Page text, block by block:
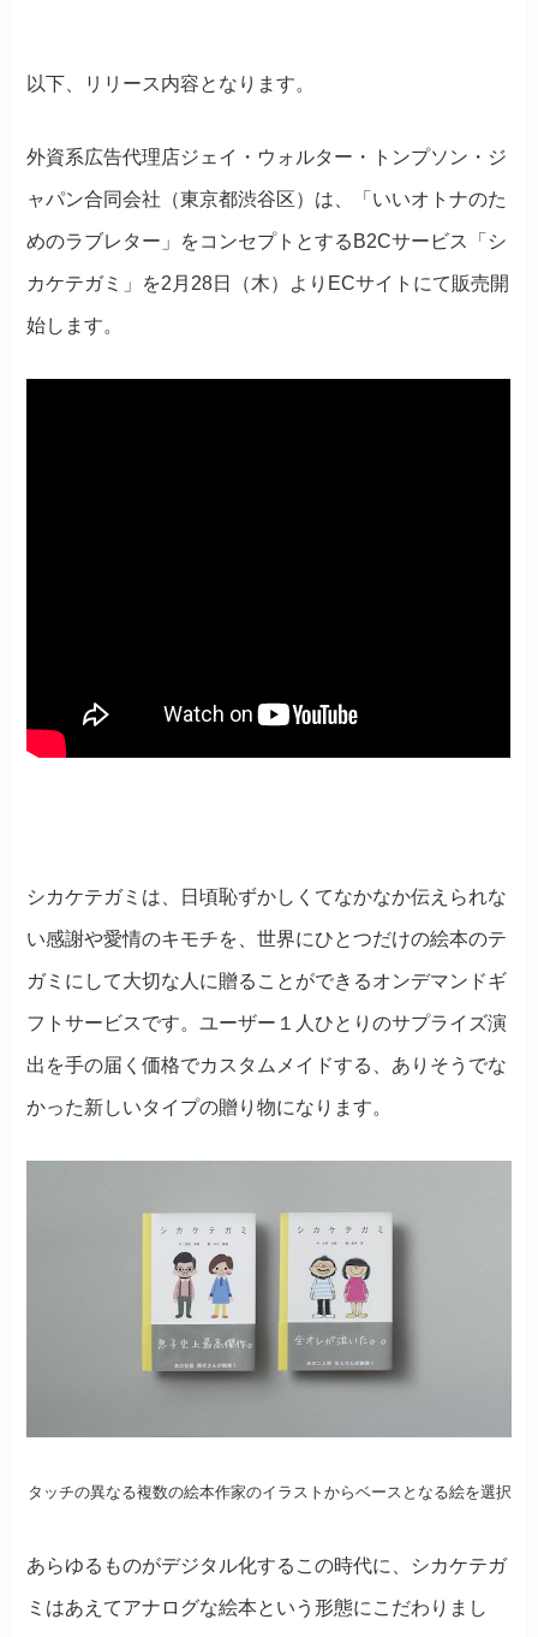
以下、リリース内容となります。
外資系広告代理店ジェイ・ウォルター・トンプソン・ジ
ャパン合同会社（東京都渋谷区）は、「いいオトナのた
めのラブレター」をコンセプトとするB2Cサービス「シ
カケテガミ」を2月28日（木）よりECサイトにて販売開
始します。
シカケテガミは、日頃恥ずかしくてなかなか伝えられな
い感謝や愛情のキモチを、世界にひとつだけの絵本のテ
ガミにして大切な人に贈ることができるオンデマンドギ
フトサービスです。ユーザー１人ひとりのサプライズ演
出を手の届く価格でカスタムメイドする、ありそうでな
かった新しいタイプの贈り物になります。
タッチの異なる複数の絵本作家のイラストからベースとなる絵を選択
あらゆるものがデジタル化するこの時代に、シカケテガ
ミはあえてアナログな絵本という形態にこだわりまし